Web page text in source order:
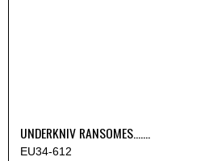
UNDERKNIV RANSOMES.......
EU34-612